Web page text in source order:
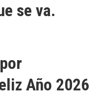
se va.
Año 2026